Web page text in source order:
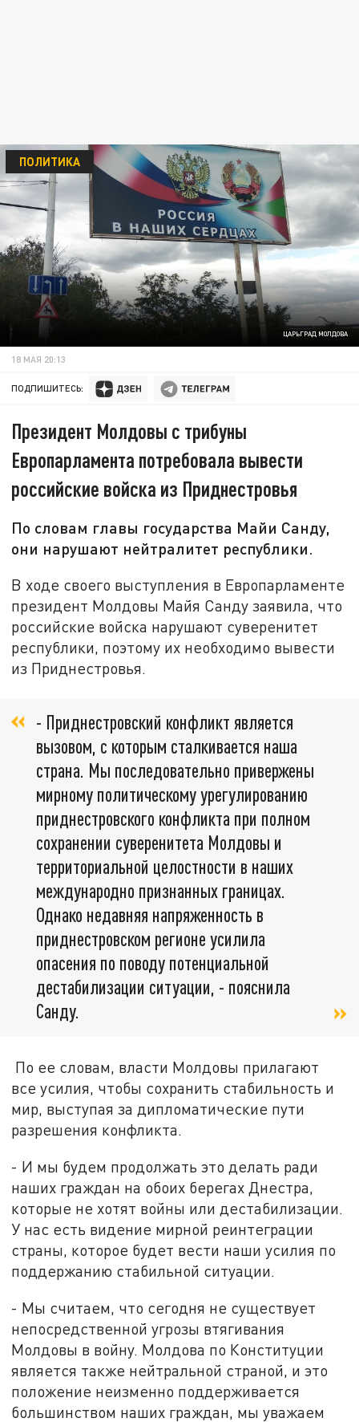
ЦАРЬГРАД МОЛДОВА
ПОЛИТИКА
18 МАЯ 20:13
ПОДПИШИТЕСЬ:
Президент Молдовы с трибуны
Европарламента потребовала вывести
российские войска из Приднестровья
По словам главы государства Майи Санду,
они нарушают нейтралитет республики.
В ходе своего выступления в Европарламенте
президент Молдовы Майя Санду заявила, что
российские войска нарушают суверенитет
республики, поэтому их необходимо вывести
из Приднестровья.
- Приднестровский конфликт является
вызовом, с которым сталкивается наша
страна. Мы последовательно привержены
мирному политическому урегулированию
приднестровского конфликта при полном
сохранении суверенитета Молдовы и
территориальной целостности в наших
международно признанных границах.
Однако недавняя напряженность в
приднестровском регионе усилила
опасения по поводу потенциальной
дестабилизации ситуации, - пояснила
Санду.
По ее словам, власти Молдовы прилагают
все усилия, чтобы сохранить стабильность и
мир, выступая за дипломатические пути
разрешения конфликта.
- И мы будем продолжать это делать ради
наших граждан на обоих берегах Днестра,
которые не хотят войны или дестабилизации.
У нас есть видение мирной реинтеграции
страны, которое будет вести наши усилия по
поддержанию стабильной ситуации.
- Мы считаем, что сегодня не существует
непосредственной угрозы втягивания
Молдовы в войну. Молдова по Конституции
является также нейтральной страной, и это
положение неизменно поддерживается
большинством наших граждан, мы уважаем